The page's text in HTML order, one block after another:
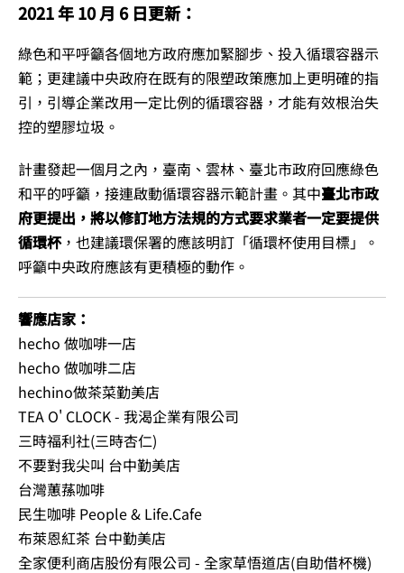
2021 年 10 月 6 日更新：
綠色和平呼籲各個地方政府應加緊腳步、投入循環容器示
範；更建議中央政府在既有的限塑政策應加上更明確的指
引，引導企業改用一定比例的循環容器，才能有效根治失
控的塑膠垃圾。
計畫發起一個月之內，臺南、雲林、臺北市政府回應綠色
和平的呼籲，接連啟動循環容器示範計畫。其中臺北市政
府更提出，將以修訂地方法規的方式要求業者一定要提供
循環杯，也建議環保署的應該明訂「循環杯使用目標」。
呼籲中央政府應該有更積極的動作。
響應店家：
hecho 做咖啡一店
hecho 做咖啡二店
hechino做茶菜勤美店
TEA O' CLOCK - 我渴企業有限公司
三時福利社(三時杏仁)
不要對我尖叫 台中勤美店
台灣蕙蓀咖啡
民生咖啡 People & Life.Cafe
布萊恩紅茶 台中勤美店
全家便利商店股份有限公司 - 全家草悟道店(自助借杯機)